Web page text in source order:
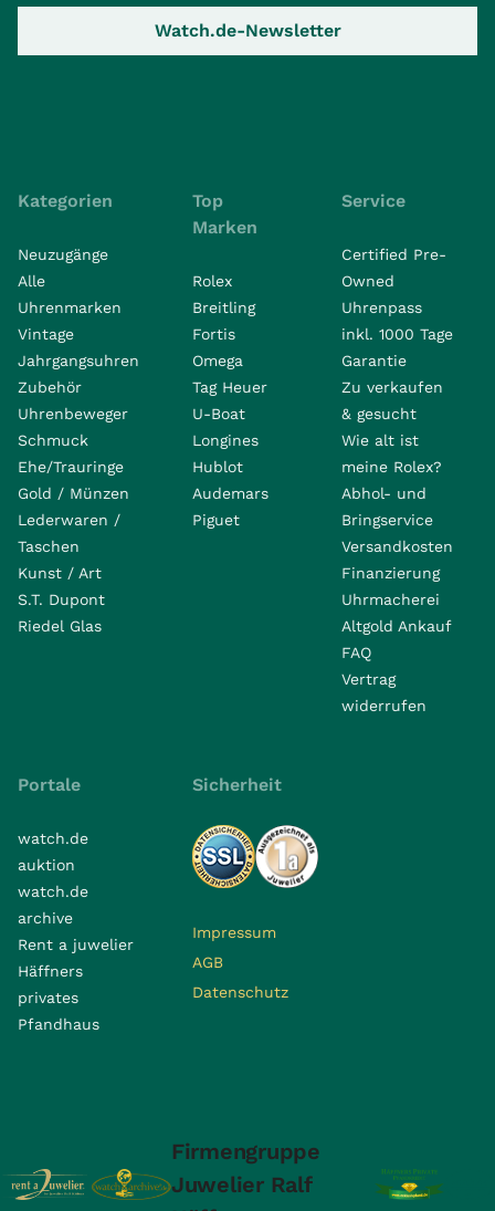
Watch.de-Newsletter
Kategorien
Neuzugänge
Alle
Uhrenmarken
Vintage
Jahrgangsuhren
Zubehör
Uhrenbeweger
Schmuck
Ehe/Trauringe
Gold / Münzen
Lederwaren /
Taschen
Kunst / Art
S.T. Dupont
Riedel Glas
Top
Marken
Rolex
Breitling
Fortis
Omega
Tag Heuer
U-Boat
Longines
Hublot
Audemars
Piguet
Service
Certified Pre-
Owned
Uhrenpass
inkl. 1000 Tage
Garantie
Zu verkaufen
& gesucht
Wie alt ist
meine Rolex?
Abhol- und
Bringservice
Versandkosten
Finanzierung
Uhrmacherei
Altgold Ankauf
FAQ
Vertrag
widerrufen
Portale
watch.de
auktion
watch.de
archive
Rent a juwelier
Häffners
privates
Pfandhaus
Sicherheit
Impressum
AGB
Datenschutz
Firmengruppe
Juwelier Ralf